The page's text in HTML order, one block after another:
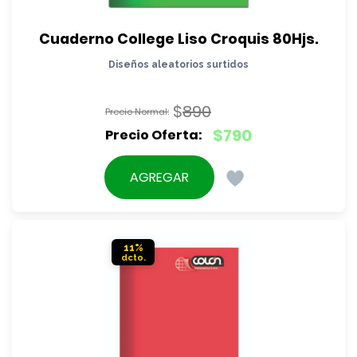
Cuaderno College Liso Croquis 80Hjs.
Diseños aleatorios surtidos
$890
El
precio
original
$790
El
precio
actual
AGREGAR
11%